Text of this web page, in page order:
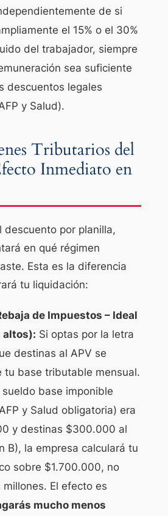
de si
el 15% o el 30%
del trabajador, siempre
sea suficiente
descuentos legales
y Salud).
Tributarios del
Inmediato en
descuento por planilla,
en qué régimen
Esta es la diferencia
tu liquidación:
de Impuestos – Ideal
altos): Si optas por la letra
destinas al APV se
tu base tributable mensual.
sueldo base imponible
y Salud obligatoria) era
y destinas $300.000 al
B), la empresa calculará tu
sobre $1.700.000, no
El efecto es
mucho menos